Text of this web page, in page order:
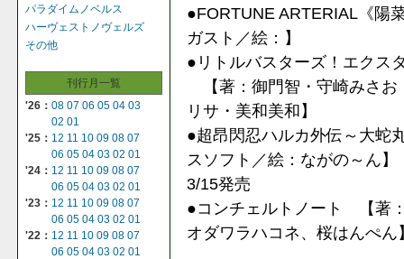
パラダイムノベルス
ハーヴェストノヴェルズ
その他
刊行月一覧
'26： 08 07 06 05 04 03
02 01
'25： 12 11 10 09 08 07
06 05 04 03 02 01
'24： 12 11 10 09 08 07
06 05 04 03 02 01
'23： 12 11 10 09 08 07
06 05 04 03 02 01
'22： 12 11 10 09 08 07
06 05 04 03 02 01
●FORTUNE ARTERIAL《
ガスト／絵：】
●リトルバスターズ！エクス
【著：御門智・守崎みさ
リサ・美和美和】
●超昂閃忍ハルカ外伝～大
スソフト／絵：ながの～ん】
3/15発売
●コンチェルトノート 【著
オダワラハコネ、桜はんぺん